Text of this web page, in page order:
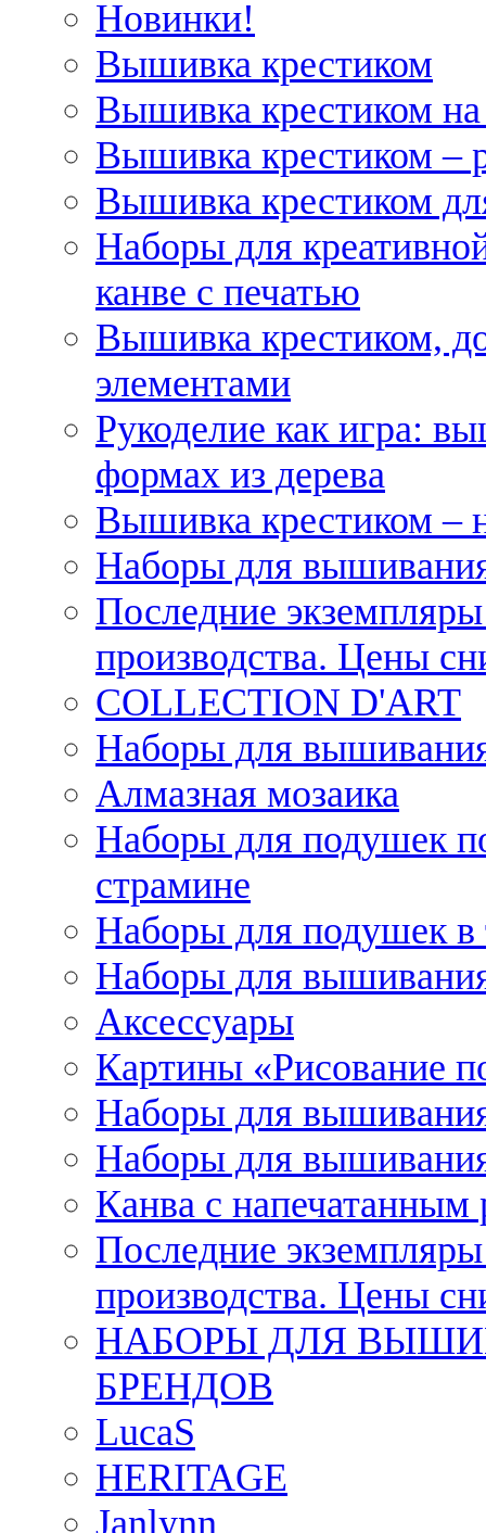
Новинки!
Вышивка крестиком
Вышивка крестиком
Вышивка крестиком –
Вышивка крестиком
Наборы для
канве с печатью
Вышивка крестиком,
элементами
Рукоделие как игра:
формах из дерева
Вышивка крестиком –
Наборы для
Последние
производства. Цены
COLLECTION D'ART
Наборы для
Алмазная мозаика
Наборы для подушек
страмине
Наборы для подушек в
Наборы для
Аксессуары
Картины «Рисование
Наборы для
Наборы для
Канва с напечатанным
Последние
производства. Цены
НАБОРЫ ДЛЯ
БРЕНДОВ
LucaS
HERITAGE
Janlynn